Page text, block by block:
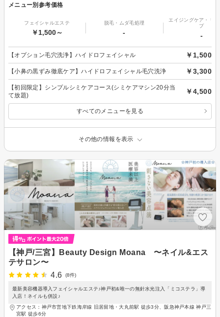
メニュー別参考価格
フェイシャルエステ
￥1,500～
脱毛・ムダ毛処理
-
エイジングケア・リ
プ
-
【オプション毛穴洗浄】ハイドロフェイシャル ￥1,500
【小鼻の黒ずみ徹底ケア】ハイドロフェイシャル毛穴洗浄 ￥3,300
【初回限定】シンプルシミケアコース(シミケアマシン20分当
て放題)
￥4,500
すべてのメニューを見る
その他の情報を表示
【神戸/三宮】Beauty Design Moana 〜ネイル&エス
テサロン〜
4.6
(8件)
最新美容機器導入フェイシャルエステ♪神戸初&唯一の無針水光注入「ミコステラ」導
入店！ネイルも併設♪
アクセス：神戸市営地下鉄海岸線 旧居留地・大丸前駅 徒歩3分、阪急神戸本線 神戸三
宮駅 徒歩6分